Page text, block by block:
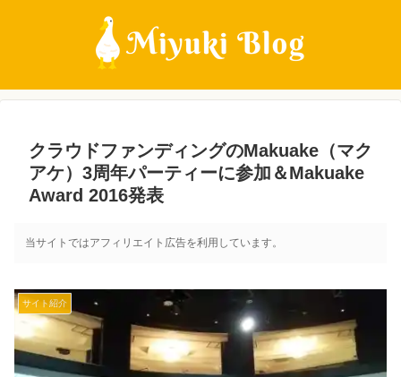
クラウドファンディングのMakuake（マク
アケ）3周年パーティーに参加＆Makuake
Award 2016発表
当サイトではアフィリエイト広告を利用しています。
サイト紹介